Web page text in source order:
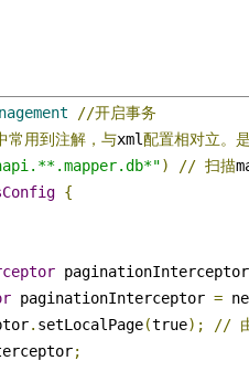
//开启事务
常用到注解，与xml配置相对立。
) // 扫描
{
paginationInterceptor
paginationInterceptor =
. setLocalPage(true); //
;